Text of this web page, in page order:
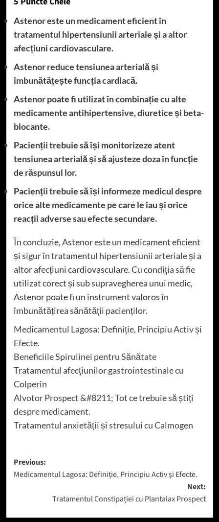
Astenor este un medicament eficient în
tratamentul hipertensiunii arteriale și a altor
afecțiuni cardiovasculare.
Astenor reduce tensiunea arterială și
îmbunătățește funcția cardiacă.
Astenor poate fi utilizat în combinație cu alte
medicamente antihipertensive, diuretice și beta-
blocante.
Pacienții trebuie să își monitorizeze atent
tensiunea arterială și să ajusteze doza în funcție
de răspunsul lor.
Pacienții trebuie să își informeze medicul despre
orice alte medicamente pe care le iau și orice
reacții adverse sau efecte secundare.
În concluzie, Astenor este un medicament eficient
și sigur în tratamentul hipertensiunii arteriale și a
altor afecțiuni cardiovasculare. Cu condiția să fie
utilizat corect și sub supravegherea unui medic,
Astenor poate fi un instrument valoros în
îmbunătățirea sănătății pacienților.
Medicamentul Lagosa: Definiție, Principiu Activ și
Efecte.
Beneficiile Spirulinei pentru Sănătate
Tratamentul afecțiunilor gastrointestinale cu
Colperin
Alvotor Prospect &#8211; Tot ce trebuie să știți
despre medicament.
Tratamentul anxietății și stresului cu Calmogen
Post
navigation
Previous:
Medicamentul Lagosa: Definiție, Principiu Activ și Efecte.
Next:
Tratamentul Constipației cu Plantalax Prospect